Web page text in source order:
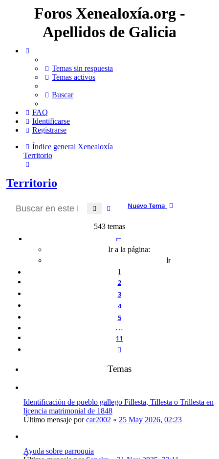
Foros Xenealoxía.org -
Apellidos de Galicia
Temas sin respuesta
Temas activos
Buscar
FAQ
Identificarse
Registrarse
Índice general Xenealoxía
Territorio
Territorio
Nuevo Tema
Buscar Búsqueda avanzada
543 temas
Página
Ir a la página:
1
2
3
4
5
…
11
Temas
Identificación de pueblo gallego Fillesta, Tillesta o Trillesta en
licencia matrimonial de 1848
Último mensaje porcar2002 « 25 May 2026, 02:23
Ayuda sobre parroquia